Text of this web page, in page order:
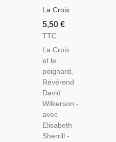
La Croix
Et Le
Poignard,
David
Wilkerson,
1968 -
Prédicateur
Américain,
Rédemption
Jeunesse,
5,50 €
TTC
La Croix
et le
poignard,
Révérend
David
Wilkerson -
avec
Elisabeth
Sherrill -